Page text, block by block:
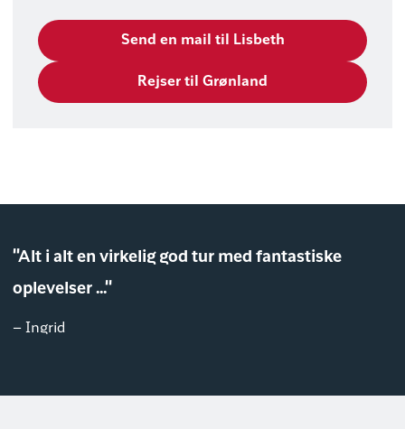
Send en mail til Lisbeth
Rejser til Grønland
"Alt i alt en virkelig god tur med fantastiske
oplevelser ..."
– Ingrid